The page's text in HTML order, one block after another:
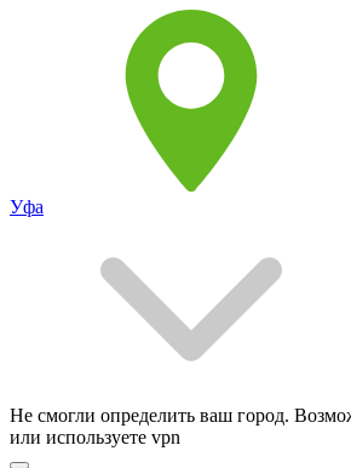
Уфа
Не смогли определить ваш город.
или используете vpn